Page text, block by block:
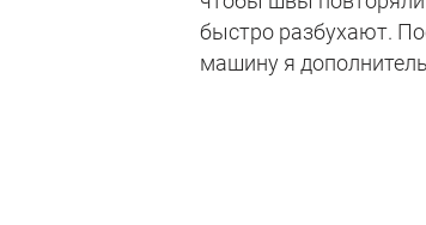
быстро разбухают.
машину я